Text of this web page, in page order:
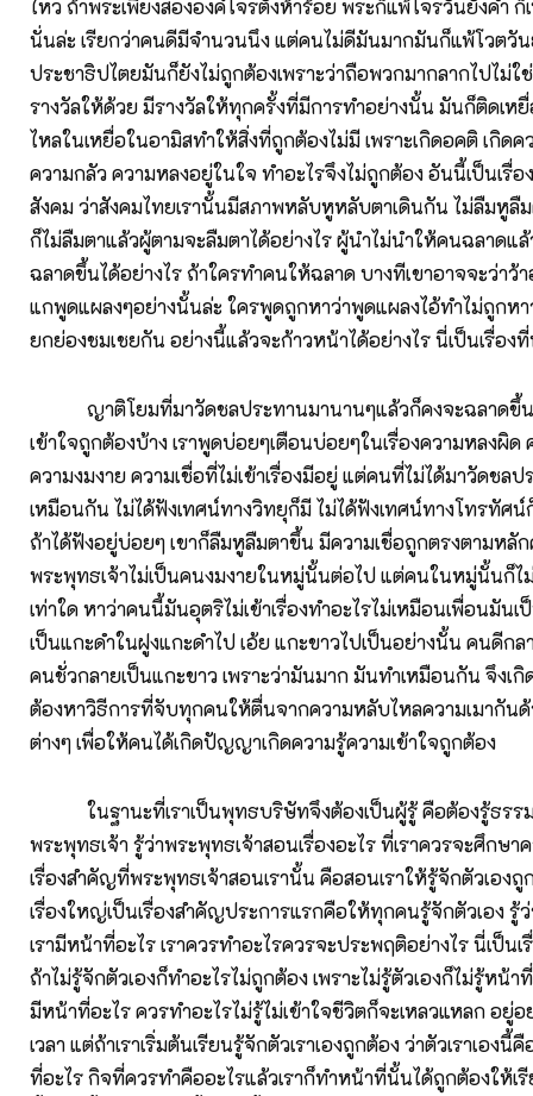
ไหว ถ้าพระเพียงสององค์โจรตั้งห้าร้อย พระก็แพ้โจรวันยังค่ำ
นั่นล่ะ เรียกว่าคนดีมีจำนวนนึง แต่คนไม่ดีมันมากมันก็แพ้โวตวั
ประชาธิปไตยมันก็ยังไม่ถูกต้องเพราะว่าถือพวกมากลากไปไม่ใ
รางวัลให้ด้วย มีรางวัลให้ทุกครั้งที่มีการทำอย่างนั้น มันก็ติดเห
ไหลในเหยื่อในอามิสทำให้สิ่งที่ถูกต้องไม่มี เพราะเกิดอคติ เกิดค
ความกลัว ความหลงอยู่ในใจ ทำอะไรจึงไม่ถูกต้อง อันนี้เป็นเรื่อ
สังคม ว่าสังคมไทยเรานั้นมีสภาพหลับหูหลับตาเดินกัน ไม่ลืมหูลืม
ก็ไม่ลืมตาแล้วผู้ตามจะลืมตาได้อย่างไร ผู้นำไม่นำให้คนฉลาดแ
ฉลาดขึ้นได้อย่างไร ถ้าใครทำคนให้ฉลาด บางทีเขาอาจจะว่าว้
แกพูดแผลงๆอย่างนั้นล่ะ ใครพูดถูกหาว่าพูดแผลงไอ้ทำไม่ถูกห
ยกย่องชมเชยกัน อย่างนี้แล้วจะก้าวหน้าได้อย่างไร นี่เป็นเรื่อง
ญาติโยมที่มาวัดชลประทานมานานๆแล้วก็คงจะฉลาดขึ้น
เข้าใจถูกต้องบ้าง เราพูดบ่อยๆเตือนบ่อยๆในเรื่องความหลงผิด
ความงมงาย ความเชื่อที่ไม่เข้าเรื่องมีอยู่ แต่คนที่ไม่ได้มาวัดชล
เหมือนกัน ไม่ได้ฟังเทศน์ทางวิทยุก็มี ไม่ได้ฟังเทศน์ทางโทรทัศ
ถ้าได้ฟังอยู่บ่อยๆ เขาก็ลืมหูลืมตาขึ้น มีความเชื่อถูกตรงตามหลั
พระพุทธเจ้าไม่เป็นคนงมงายในหมู่นั้นต่อไป แต่คนในหมู่นั้นก็
เท่าใด หาว่าคนนี้มันอุตริไม่เข้าเรื่องทำอะไรไม่เหมือนเพื่อนมัน
เป็นแกะดำในฝูงแกะดำไป เอ้ย แกะขาวไปเป็นอย่างนั้น คนดีกล
คนชั่วกลายเป็นแกะขาว เพราะว่ามันมาก มันทำเหมือนกัน จึงเ
ต้องหาวิธีการที่จับทุกคนให้ตื่นจากความหลับไหลความเมากันด้
ต่างๆ เพื่อให้คนได้เกิดปัญญาเกิดความรู้ความเข้าใจถูกต้อง
ในฐานะที่เราเป็นพุทธบริษัทจึงต้องเป็นผู้รู้ คือต้องรู้ธรร
พระพุทธเจ้า รู้ว่าพระพุทธเจ้าสอนเรื่องอะไร ที่เราควรจะศึกษา
เรื่องสำคัญที่พระพุทธเจ้าสอนเรานั้น คือสอนเราให้รู้จักตัวเอง
เรื่องใหญ่เป็นเรื่องสำคัญประการแรกคือให้ทุกคนรู้จักตัวเอง รู้ว่
เรามีหน้าที่อะไร เราควรทำอะไรควรจะประพฤติอย่างไร นี่เป็น
ถ้าไม่รู้จักตัวเองก็ทำอะไรไม่ถูกต้อง เพราะไม่รู้ตัวเองก็ไม่รู้หน้า
มีหน้าที่อะไร ควรทำอะไรไม่รู้ไม่เข้าใจชีวิตก็จะเหลวแหลก อยู่
เวลา แต่ถ้าเราเริ่มต้นเรียนรู้จักตัวเราเองถูกต้อง ว่าตัวเราเองนี้
ที่อะไร กิจที่ควรทำคืออะไรแล้วเราก็ทำหน้าที่นั้นได้ถูกต้องให้เ